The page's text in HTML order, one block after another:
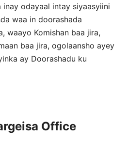
inay odayaal intay siyaasyiini
waa in doorashada
waayo Komishan baa jira,
baa jira, ogolaansho ayey
ay Doorashadu ku
Office